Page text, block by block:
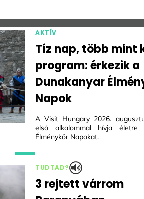
AKTÍV
Tíz nap, több mint
program: érkezik a
Dunakanyar
Napok
A Visit Hungary 2026.
első alkalommal hívja életre
Élménykör Napokat.
TUDTAD?
3 rejtett várrom